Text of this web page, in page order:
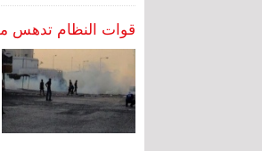
قوات النظام تدهس